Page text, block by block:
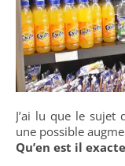
J’ai lu que le sujet
une possible
Qu’en est il